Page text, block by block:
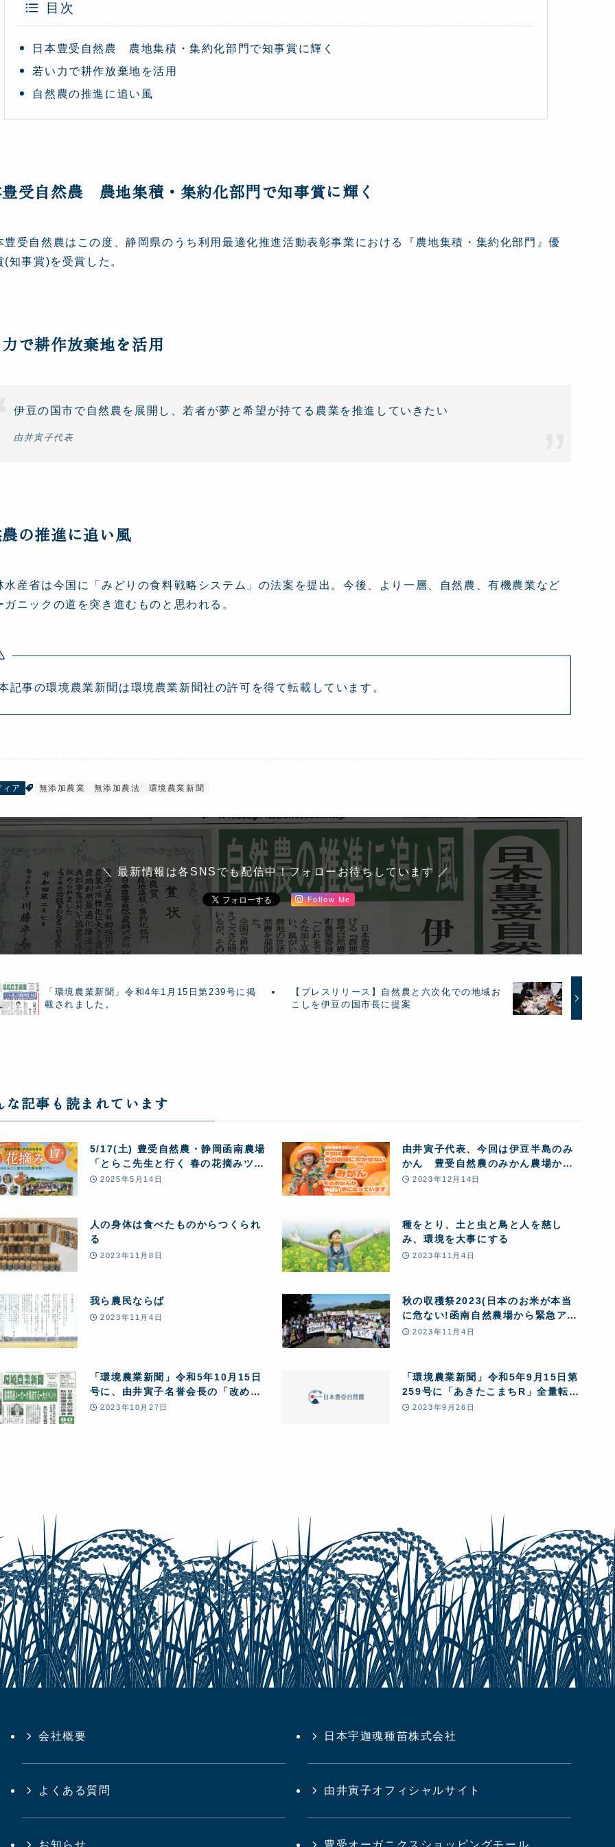
目次
日本豊受自然農 農地集積・集約化部門で知事賞に輝く
若い力で耕作放棄地を活用
自然農の推進に追い風
受自然農 農地集積・集約化部門で知事賞に輝く
豊受自然農はこの度、静岡県のうち利用最適化推進活動表彰事業における『農地集積・集約化部門』優
(知事賞)を受賞した。
で耕作放棄地を活用
伊豆の国市で自然農を展開し、若者が夢と希望が持てる農業を推進していきたい
由井寅子代表
の推進に追い風
水産省は今国に「みどりの食料戦略システム」の法案を提出。今後、より一層、自然農、有機農業など
ガニックの道を突き進むものと思われる。
記事の環境農業新聞は環境農業新聞社の許可を得て転載しています。
ア 無添加農業 無添加農法 環境農業新聞
＼ 最新情報は各SNSでも配信中！フォローお待ちしています ／
Follow Me
「環境農業新聞」令和4年1月15日第239号に掲
載されました。
【プレスリリース】自然農と六次化での地域お
こしを伊豆の国市長に提案
な記事も読まれています
5/17(土) 豊受自然農・静岡函南農場
「とらこ先生と行く 春の花摘みツア
ー」1日まるごと豊受自然農体験
2025年5月14日
由井寅子代表、今回は伊豆半島のみ
かん 豊受自然農のみかん農場から
お送りします♪
2023年12月14日
人の身体は食べたものからつくられ
る
2023年11月8日
種をとり、土と虫と鳥と人を慈し
み、環境を大事にする
2023年11月4日
我ら農民ならば
2023年11月4日
秋の収穫祭2023(日本のお米が本当
に危ない!函南自然農場から緊急アピ
ールを行いました)
2023年11月4日
「環境農業新聞」令和5年10月15日
号に、由井寅子名誉会長の「改めて
問う!あきたこまちR全量変換R 10の
2023年10月27日
「環境農業新聞」令和5年9月15日第
259号に「あきたこまちR」全量転換
10の問題点。由井寅子代表の寄稿が
2023年9月26日
会社概要
よくある質問
日本宇迦魂種苗株式会社
由井寅子オフィシャルサイト